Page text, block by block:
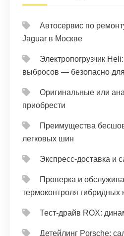
Автосервис по
Jaguar в Москве
Электропогрузчик
выбросов — безопасно
Оригинальные или
приобрести
Преимущества
легковых шин
Экспресс-доставка и
Проверка и
термоконтроля гибридных
Тест‑драйв ROX:
Детейлинг Porsche: